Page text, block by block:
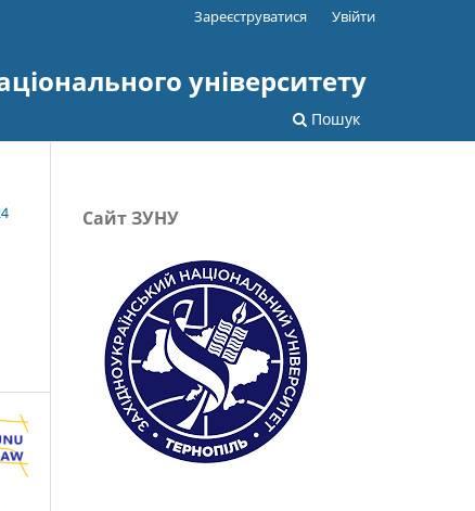
університету
Пошук
Зареєструватися Увійти
Сайт ЗУНУ